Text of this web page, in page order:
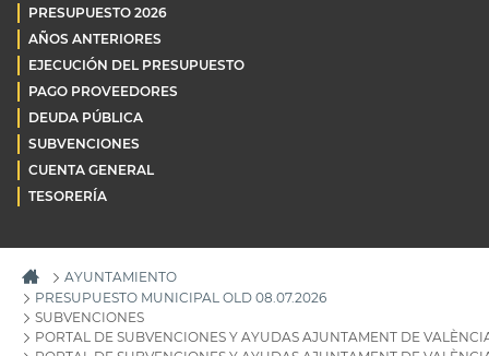
PRESUPUESTO 2026
AÑOS ANTERIORES
EJECUCIÓN DEL PRESUPUESTO
PAGO PROVEEDORES
DEUDA PÚBLICA
SUBVENCIONES
CUENTA GENERAL
TESORERÍA
AYUNTAMIENTO
PRESUPUESTO MUNICIPAL OLD 08.07.2026
SUBVENCIONES
PORTAL DE SUBVENCIONES Y AYUDAS AJUNTAMENT DE